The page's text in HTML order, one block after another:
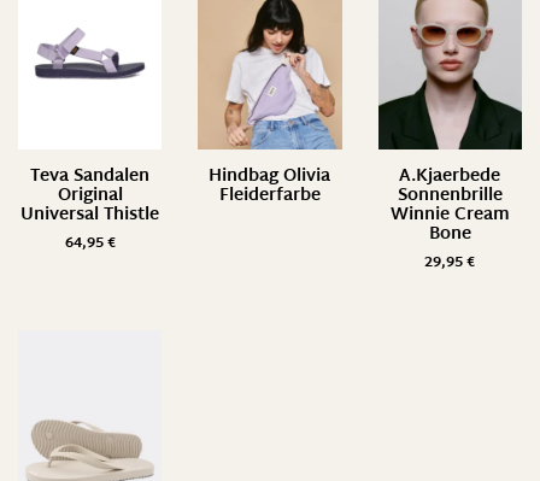
Teva Sandalen
Original
Universal Thistle
64,95€
Hindbag Olivia
Fleiderfarbe
A.Kjaerbede
Sonnenbrille
Winnie Cream
Bone
29,95€